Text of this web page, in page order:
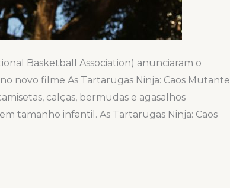
Basketball Association) anunciaram o
novo filme As Tartarugas Ninja: Caos Mutante
calças, bermudas e agasalhos
tamanho infantil. As Tartarugas Ninja: Caos